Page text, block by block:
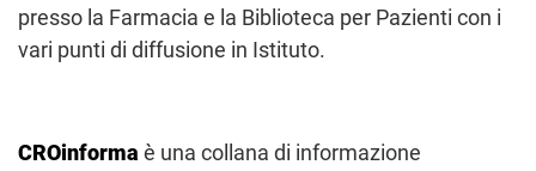
presso la Farmacia e la Biblioteca per Pazienti con i
vari punti di diffusione in Istituto.
CROinforma è una collana di informazione